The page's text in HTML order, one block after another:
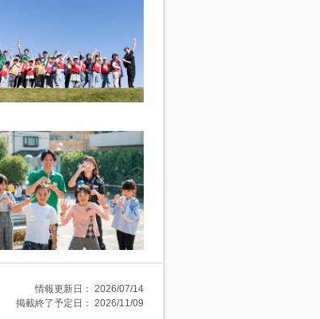
情報更新日： 2026/07/14
掲載終了予定日： 2026/11/09